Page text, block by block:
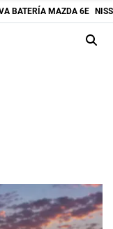
BATERÍA MAZDA 6E